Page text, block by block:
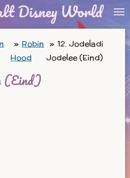
Disney World
» Robin
Hood
» 12. Jodeladi
Jodelee (Eind)
(Eind)